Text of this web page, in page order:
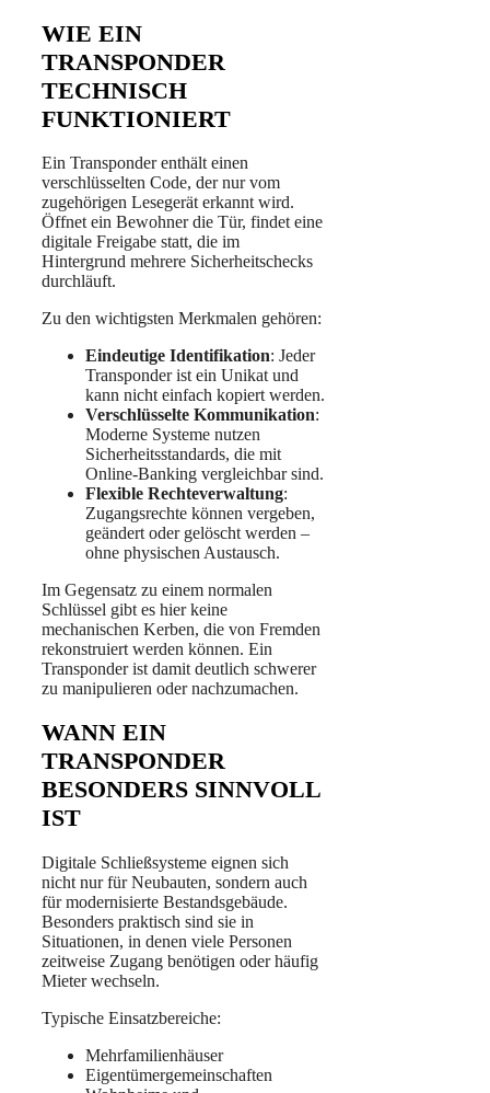
WIE EIN
TRANSPONDER
TECHNISCH
FUNKTIONIERT
Ein Transponder enthält einen
verschlüsselten Code, der nur vom
zugehörigen Lesegerät erkannt wird.
Öffnet ein Bewohner die Tür, findet eine
digitale Freigabe statt, die im
Hintergrund mehrere Sicherheitschecks
durchläuft.
Zu den wichtigsten Merkmalen gehören:
Eindeutige Identifikation: Jeder
Transponder ist ein Unikat und
kann nicht einfach kopiert werden.
Verschlüsselte Kommunikation:
Moderne Systeme nutzen
Sicherheitsstandards, die mit
Online-Banking vergleichbar sind.
Flexible Rechteverwaltung:
Zugangsrechte können vergeben,
geändert oder gelöscht werden –
ohne physischen Austausch.
Im Gegensatz zu einem normalen
Schlüssel gibt es hier keine
mechanischen Kerben, die von Fremden
rekonstruiert werden können. Ein
Transponder ist damit deutlich schwerer
zu manipulieren oder nachzumachen.
WANN EIN
TRANSPONDER
BESONDERS SINNVOLL
IST
Digitale Schließsysteme eignen sich
nicht nur für Neubauten, sondern auch
für modernisierte Bestandsgebäude.
Besonders praktisch sind sie in
Situationen, in denen viele Personen
zeitweise Zugang benötigen oder häufig
Mieter wechseln.
Typische Einsatzbereiche:
Mehrfamilienhäuser
Eigentümergemeinschaften